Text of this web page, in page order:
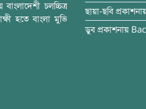
চলচ্চিত্র
হতে বাংলা মুভি
ছায়া-ছবি
ডুব প্রকাশনায়